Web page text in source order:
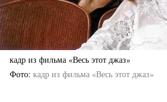
кадр из фильма «Весь этот джаз»
Фото кадр из фильма «Весь этот джаз»